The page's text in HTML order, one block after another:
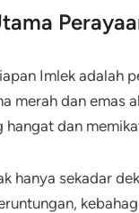
Imlek adalah
merah dan emas
dan
hanya sekadar